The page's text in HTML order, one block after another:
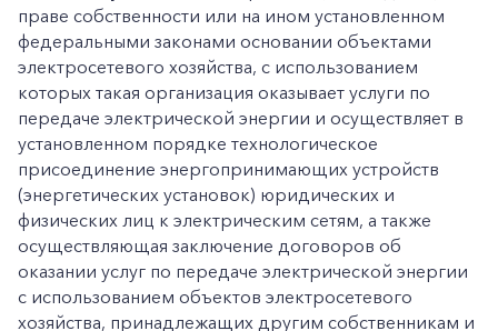
праве собственности или на ином установленном
федеральными законами основании объектами
электросетевого хозяйства, с использованием
которых такая организация оказывает услуги по
передаче электрической энергии и осуществляет в
установленном порядке технологическое
присоединение энергопринимающих устройств
(энергетических установок) юридических и
физических лиц к электрическим сетям, а также
осуществляющая заключение договоров об
оказании услуг по передаче электрической энергии
с использованием объектов электросетевого
хозяйства, принадлежащих другим собственникам и